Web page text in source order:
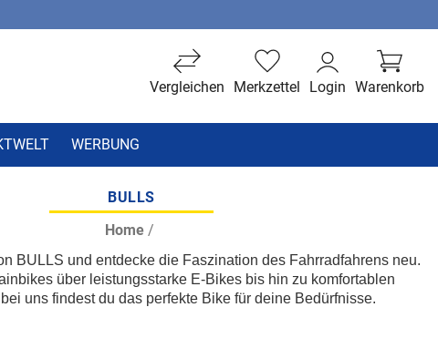
Warenkorb
Login
Merkzettel
Vergleichen
WERBUNG
BULLS
Home /
BULLS und entdecke die Faszination des Fahrradfahrens neu.
über leistungsstarke E-Bikes bis hin zu komfortablen
uns findest du das perfekte Bike für deine Bedürfnisse.